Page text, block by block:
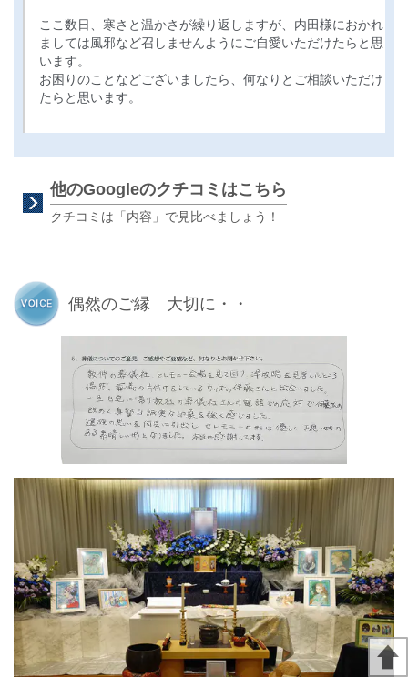
ここ数日、寒さと温かさが繰り返しますが、内田様におかれ
ましては風邪など召しませんようにご自愛いただけたらと思
います。
お困りのことなどございましたら、何なりとご相談いただけ
たらと思います。
他のGoogleのクチコミはこちら
クチコミは「内容」で見比べましょう！
偶然のご縁 大切に・・